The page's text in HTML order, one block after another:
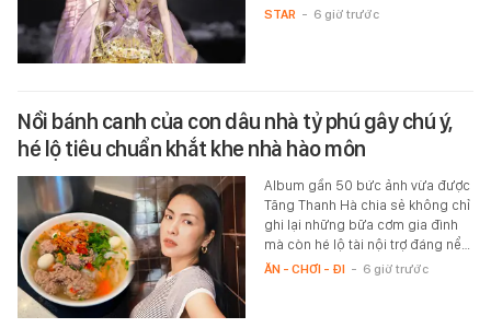
STAR - 6 giờ trước
Nồi bánh canh của con dâu nhà tỷ phú gây chú ý,
hé lộ tiêu chuẩn khắt khe nhà hào môn
Album gần 50 bức ảnh vừa được
Tăng Thanh Hà chia sẻ không chỉ
ghi lại những bữa cơm gia đình
mà còn hé lộ tài nội trợ đáng nể…
ĂN - CHƠI - ĐI - 6 giờ trước